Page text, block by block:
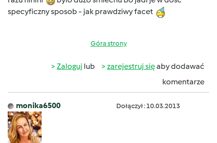
specyficzny sposob - jak prawdziwy facet
Góra strony
Zaloguj lub zarejestruj sięaby dodawać
komentarze
monika6500 Dołączył : 10.03.2013